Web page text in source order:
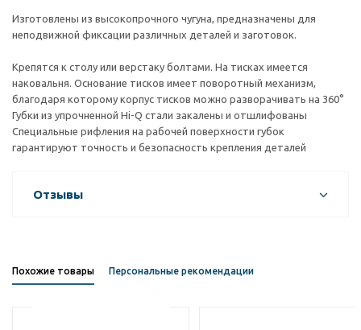
Изготовлены из высокопрочного чугуна, предназначены для
неподвижной фиксации различных деталей и заготовок.
Крепятся к столу или верстаку болтами. На тисках имеется
наковальня. Основание тисков имеет поворотный механизм,
благодаря которому корпус тисков можно разворачивать на 360°
Губки из упрочненной Hi-Q стали закалены и отшлифованы
Специальные рифления на рабочей поверхности губок
гарантируют точность и безопасность крепления деталей
Отзывы
Похожие товары Персональные рекомендации